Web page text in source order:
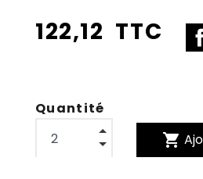
122,12 TTC
Quantité
shopping_cart